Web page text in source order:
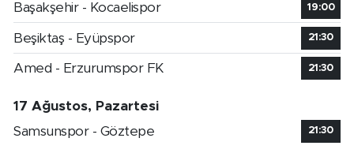
Başakşehir - Kocaelispor
19:00
Beşiktaş - Eyüpspor 21:30
Amed - Erzurumspor FK 21:30
17 Ağustos, Pazartesi
Samsunspor - Göztepe
21:30